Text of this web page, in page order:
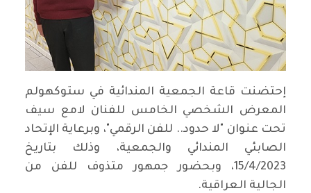
إحتضنت قاعة الجمعية المندائية في ستوكهولم
المعرض الشخصي الخامس للفنان لامع سيف
تحت عنوان "لا حدود.. للفن الرقمي"، وبرعاية الإتحاد
الصابئي المندائي والجمعية، وذلك بتاريخ
15/4/2023، وبحضور جمهور متذوف للفن من
الجالية العراقية.